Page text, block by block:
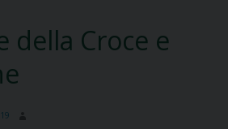
della Croce e